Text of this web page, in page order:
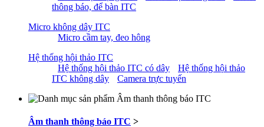
thông báo, để bàn ITC
Micro không dây ITC
Micro cầm tay, đeo hông
Hệ thống hội thảo ITC
Hệ thống hội thảo ITC có dây
Hệ thống hội thảo
ITC không dây
Camera trực tuyến
Âm thanh thông báo ITC >